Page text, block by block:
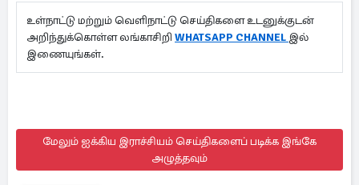
உள்நாட்டு மற்றும் வெளிநாட்டு செய்திகளை உடனுக்குடன்
அறிந்துக்கொள்ள லங்காசிறி WHATSAPP CHANNEL இல்
இணையுங்கள்.
மேலும் ஐக்கிய இராச்சியம் செய்திகளைப் படிக்க இங்கே
அழுத்தவும்